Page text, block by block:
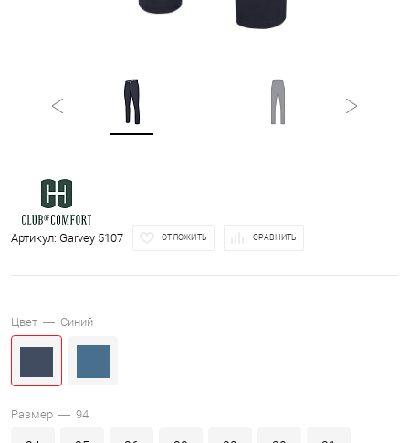
Артикул: Garvey 5107 ОТЛОЖИТЬ СРАВНИТЬ
Цвет — Синий
Размер — 94